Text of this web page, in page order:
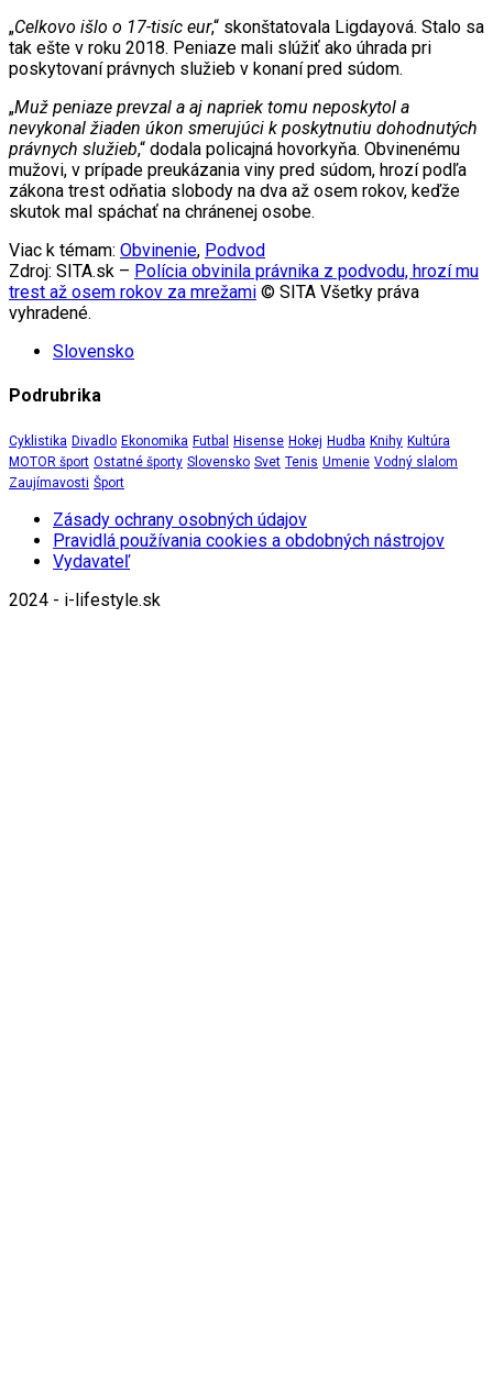
„Celkovo išlo o 17-tisíc eur,“ skonštatovala Ligdayová. Stalo sa
tak ešte v roku 2018. Peniaze mali slúžiť ako úhrada pri
poskytovaní právnych služieb v konaní pred súdom.
„Muž peniaze prevzal a aj napriek tomu neposkytol a
nevykonal žiaden úkon smerujúci k poskytnutiu dohodnutých
právnych služieb,“ dodala policajná hovorkyňa. Obvinenému
mužovi, v prípade preukázania viny pred súdom, hrozí podľa
zákona trest odňatia slobody na dva až osem rokov, keďže
skutok mal spáchať na chránenej osobe.
Viac k témam: Obvinenie, Podvod
Zdroj: SITA.sk – Polícia obvinila právnika z podvodu, hrozí mu
trest až osem rokov za mrežami © SITA Všetky práva
vyhradené.
Slovensko
Podrubrika
Cyklistika Divadlo Ekonomika Futbal Hisense Hokej Hudba Knihy Kultúra
MOTOR šport Ostatné športy Slovensko Svet Tenis Umenie Vodný slalom
Zaujímavosti Šport
Zásady ochrany osobných údajov
Pravidlá používania cookies a obdobných nástrojov
Vydavateľ
2024 - i-lifestyle.sk